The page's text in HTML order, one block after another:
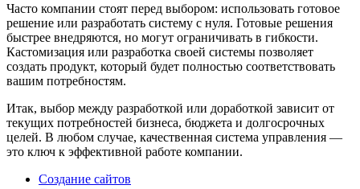
Часто компании стоят перед выбором: использовать готовое
решение или разработать систему с нуля. Готовые решения
быстрее внедряются, но могут ограничивать в гибкости.
Кастомизация или разработка своей системы позволяет
создать продукт, который будет полностью соответствовать
вашим потребностям.
Итак, выбор между разработкой или доработкой зависит от
текущих потребностей бизнеса, бюджета и долгосрочных
целей. В любом случае, качественная система управления —
это ключ к эффективной работе компании.
Создание сайтов